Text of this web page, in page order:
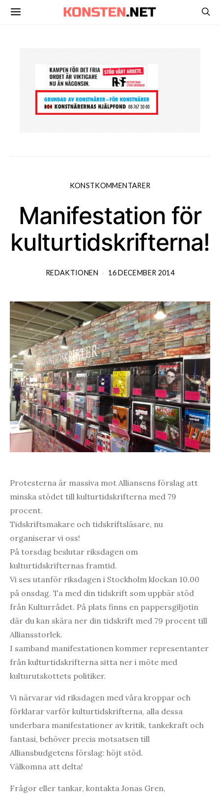
KONSTKOMMENTARER
Manifestation för
kulturtidskrifterna!
REDAKTIONEN 16 DECEMBER 2014
Protesterna är massiva mot Alliansens förslag att
minska stödet till kulturtidskrifterna med 79
procent.
Tidskriftsmakare och tidskriftsläsare, nu
organiserar vi oss!
På torsdag beslutar riksdagen om
kulturtidskrifternas framtid.
Vi ses utanför riksdagen i Stockholm klockan 10.00
på onsdag. Ta med din tidskrift som uppbär stöd
från Kulturrådet. På plats finns en pappersgiljotin
där du kan skära ner din tidskrift med 79 procent till
Alliansstorlek.
I samband manifestationen kommer representanter
från kulturtidskrifterna sitta ner i möte med
kulturutskottets politiker.
Vi närvarar vid riksdagen med våra kroppar och
förklarar varför kulturtidskrifterna, alla dessa
underbara manifestationer av kritik, tankekraft och
fantasi, behöver precis motsatsen till
Alliansbudgetens förslag: höjt stöd.
Välkomna att delta!
Frågor eller tankar, kontakta Jonas Gren,